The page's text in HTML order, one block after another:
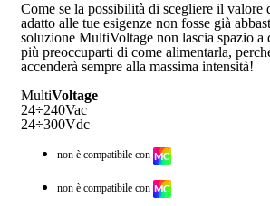
Come se la possibilità di scegliere il valore
adatto alle tue esigenze non fosse già
soluzione MultiVoltage non lascia spazio a
più preoccuparti di come alimentarla,
accenderà sempre alla massima intensità!
MultiVoltage
24÷240Vac
24÷300Vdc
non è compatibile con
non è compatibile con